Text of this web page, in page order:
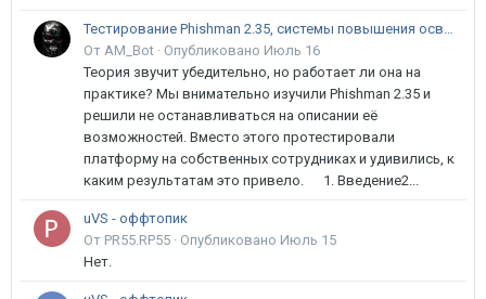
Тестирование Phishman 2.35, системы повышения осведомлённости пользователей в сфере ИБ
От AM_Bot · Опубликовано Июль 16
Теория звучит убедительно, но работает ли она на
практике? Мы внимательно изучили Phishman 2.35 и
решили не останавливаться на описании её
возможностей. Вместо этого протестировали
платформу на собственных сотрудниках и удивились, к
каким результатам это привело. 1. Введение2...
uVS - оффтопик
От PR55.RP55 · Опубликовано Июль 15
Нет.